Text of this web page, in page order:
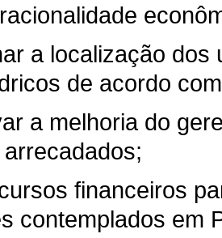
a localização
de acordo
a melhoria do
financeiros
contemplados em